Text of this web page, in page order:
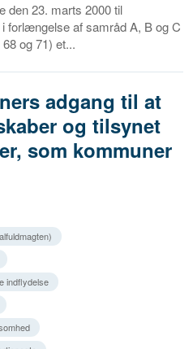
den 23. marts 2000 til
forlængelse af samråd A, B og C
og 71) et...
adgang til at
og tilsynet
som kommuner
indflydelse